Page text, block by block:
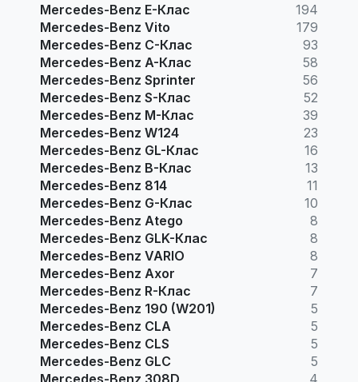
Mercedes-Benz E-Клас
194
Mercedes-Benz Vito
179
Mercedes-Benz C-Клас
93
Mercedes-Benz A-Клас
58
Mercedes-Benz Sprinter
56
Mercedes-Benz S-Клас
52
Mercedes-Benz M-Клас
39
Mercedes-Benz W124
23
Mercedes-Benz GL-Клас
16
Mercedes-Benz B-Клас
13
Mercedes-Benz 814
11
Mercedes-Benz G-Клас
10
Mercedes-Benz Atego
8
Mercedes-Benz GLK-Клас
8
Mercedes-Benz VARIO
8
Mercedes-Benz Axor
7
Mercedes-Benz R-Клас
7
Mercedes-Benz 190 (W201)
5
Mercedes-Benz CLA
5
Mercedes-Benz CLS
5
Mercedes-Benz GLC
5
Mercedes-Benz 308D
4